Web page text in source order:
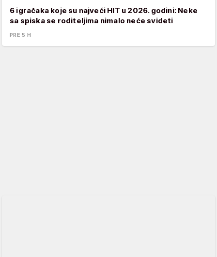
6 igračaka koje su najveći HIT u 2026. godini: Neke
sa spiska se roditeljima nimalo neće svideti
PRE 5 H